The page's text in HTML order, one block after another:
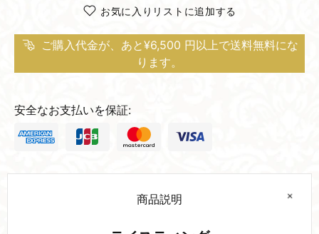
お気に入りリストに追加する
ご購入代金が、あと¥6,500 円以上で送料無料にな
ります。
安全なお支払いを保証:
商品説明